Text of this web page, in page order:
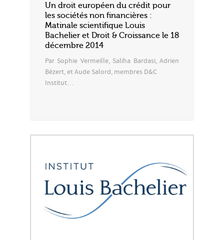
Un droit européen du crédit pour
les sociétés non financières :
Matinale scientifique Louis
Bachelier et Droit & Croissance le 18
décembre 2014
Par Sophie Vermeille, Saliha Bardasi, Adrien
Bézert, et Aude Salord, membres D&C
Institut…